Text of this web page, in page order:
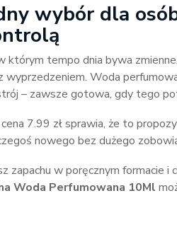
wybór dla
którym tempo dnia bywa
wyprzedzeniem. Woda
– zawsze gotowa, gdy tego
7.99 zł sprawia, że to
nowego bez dużego
zapachu w poręcznym formacie i
Woda Perfumowana 10Ml